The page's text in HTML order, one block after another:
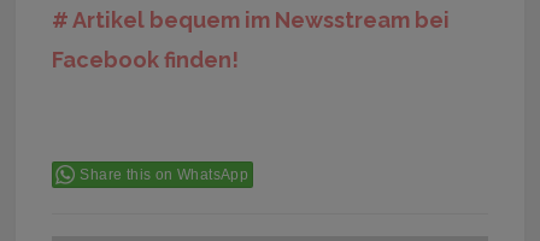
# Artikel bequem im Newsstream bei
Facebook finden!
Share this on WhatsApp